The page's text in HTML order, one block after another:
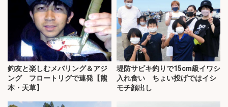
釣友と楽しむメバリング＆アジ
ング フロートリグで連発【熊
本・天草】
堤防サビキ釣りで15cm級イワシ
入れ食い ちょい投げではイシ
モチ顔出し